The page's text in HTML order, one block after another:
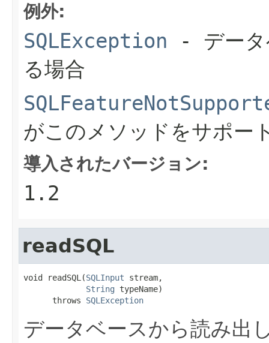
例外:
SQLException - データ
る場合
がこのメソッドをサポー
導入されたバージョン:
1.2
readSQL
void readSQL(SQLInput stream,
String typeName)
      throws
SQLException
データベースから読み出